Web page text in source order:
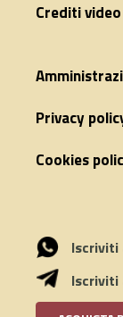
Crediti video
Privacy
Cookies
Iscriviti
Iscriviti